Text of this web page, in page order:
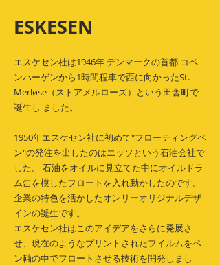
ESKESEN
エスケセン社は1946年 デンマークの首都 コペ
ンハーゲンから1時間程車で西に向かったSt.
Merløse（ストアメルローズ）という田舎町で
誕生し ました。
1950年エスケセン社に初めて"フローティングペ
ン"の発注を出したのはエッソという石油会社で
した。 石油をオイルに見立てた中にオイルドラ
ム缶を模したフロートを入れ動かしたのです。
企業の特色を活かしたオンリーオリジナルデザ
インの誕生です。
エスケセン社はこのアイデアをさらに発展さ
せ、現在のようなプリントされたフイルムをペ
ン軸の中でフロートさせる技術を開発しまし